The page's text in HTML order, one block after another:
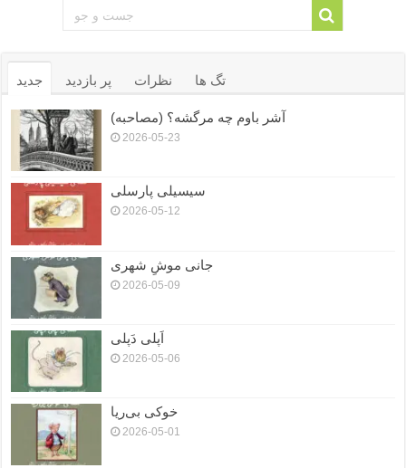
جدید پر بازدید نظرات تگ ها
آشر باوم چه مرگشه؟ (مصاحبه)
2026-05-23
سیسیلی پارسلی
2026-05-12
جانی موشِ شهری
2026-05-09
اَپلی دَپلی
2026-05-06
خوکی بی‌ریا
2026-05-01